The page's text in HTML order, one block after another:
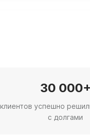
30 000+
клиентов успешно
с долгами